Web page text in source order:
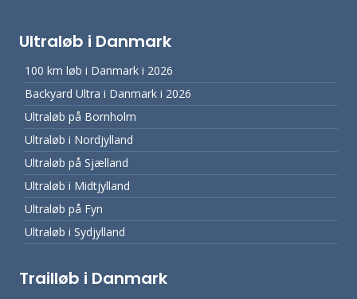
Ultraløb i Danmark
100 km løb i Danmark i 2026
Backyard Ultra i Danmark i 2026
Ultraløb på Bornholm
Ultraløb i Nordjylland
Ultraløb på Sjælland
Ultraløb i Midtjylland
Ultraløb på Fyn
Ultraløb i Sydjylland
Trailløb i Danmark